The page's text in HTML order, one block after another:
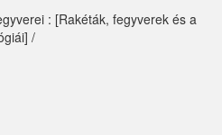
: [Rakéták, fegyverek és a
/